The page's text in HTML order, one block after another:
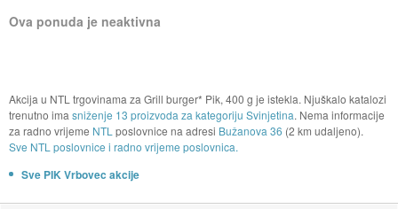
Ova ponuda je neaktivna
Akcija u NTL trgovinama za Grill burger* Pik, 400 g je istekla. Njuškalo katalozi
trenutno ima sniženje 13 proizvoda za kategoriju Svinjetina. Nema informacije
za radno vrijeme NTL poslovnice na adresi Bužanova 36 (2 km udaljeno).
Sve NTL poslovnice i radno vrijeme poslovnica.
Sve PIK Vrbovec akcije